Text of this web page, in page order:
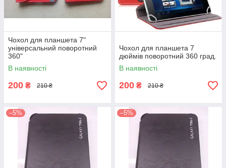
Чохол для планшета 7"
універсальний поворотний
360"
В наявності
200 ₴ 210 ₴
Чохол для планшета 7
дюймів поворотний 360 град.
В наявності
200 ₴ 210 ₴
–5% –5%